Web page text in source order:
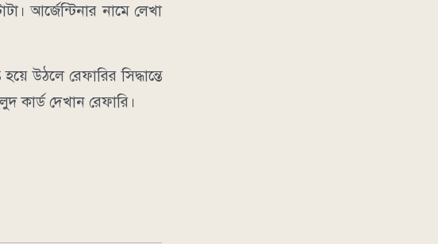
আর্জেন্টিনার নামে লেখা
উঠলে রেফারির সিদ্ধান্তে
দেখান রেফারি।